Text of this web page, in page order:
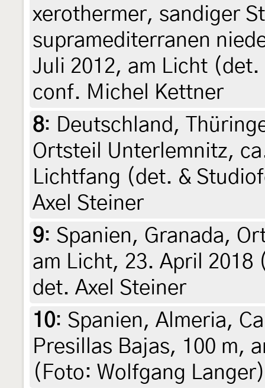
xerothermer, sandiger
supramediterranen
Juli 2012, am Licht
conf. Michel Kettner
8: Deutschland,
Ortsteil Unterlemnitz,
Lichtfang (det. &
Axel Steiner
9: Spanien, Granada,
am Licht, 23. April
det. Axel Steiner
10: Spanien, Almeria,
Presillas Bajas, 100 m,
(Foto: Wolfgang